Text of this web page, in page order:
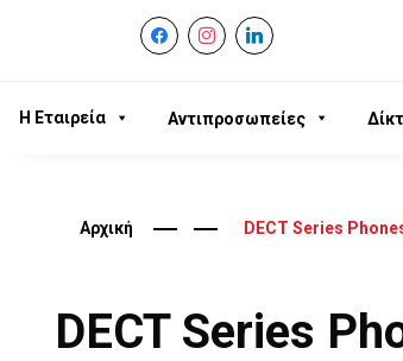
facebookinstagram
linkedin
Η Εταιρεία Αντιπροσωπείες
Αρχική DECT Series
DECT Series